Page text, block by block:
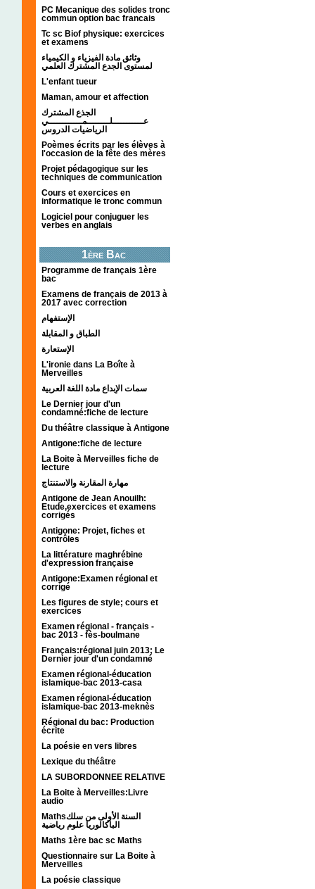
PC Mecanique des solides tronc
commun option bac francais
Tc sc Biof physique: exercices
et examens
وثائق مادة الفيزياء و الكيمياء
L'enfant tueur
Maman, amour et affection
الجذع المشترك
عـــــــــــلــــــــمــــــــــــي
الرياضيات الدروس
Poèmes écrits par les élèves à
l'occasion de la fête des mères
Projet pédagogique sur les
techniques de communication
Cours et exercices en
informatique le tronc commun
Logiciel pour conjuguer les
verbes en anglais
1ère Bac
Programme de français 1ère
bac
Examens de français de 2013 à
2017 avec correction
الإستفهام
الطباق و المقابلة
الإستعارة
L'ironie dans La Boîte à
Merveilles
سمات الإبداع مادة اللغة العربية
Le Dernier jour d'un
condamné:fiche de lecture
Du théâtre classique à Antigone
Antigone:fiche de lecture
La Boite à Merveilles fiche de
lecture
مهارة المقارنة والاستنتاج
Antigone de Jean Anouilh:
Etude,exercices et examens
corrigés
Antigone: Projet, fiches et
contrôles
La littérature maghrébine
d'expression française
Antigone:Examen régional et
corrigé
Les figures de style; cours et
exercices
Examen régional - français -
bac 2013 - fès-boulmane
Français:régional juin 2013; Le
Dernier jour d'un condamné
Examen régional-éducation
islamique-bac 2013-casa
Examen régional-éducation
islamique-bac 2013-meknès
Régional du bac: Production
écrite
La poésie en vers libres
Lexique du théâtre
LA SUBORDONNEE RELATIVE
La Boite à Merveilles:Livre
audio
Mathsالسنة الأولى من سلك
الباكالوريا علوم رياضية
Maths 1ère bac sc Maths
Questionnaire sur La Boite à
Merveilles
La poésie classique